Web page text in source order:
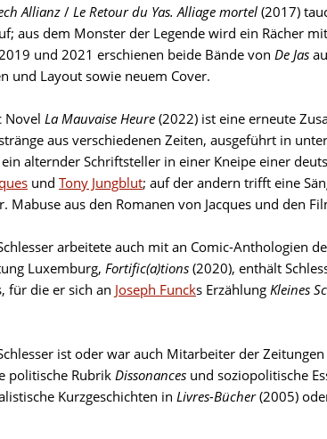
Allianz / Le Retour du Yas. Alliage mortel (2017)
aus dem Monster der Legende wird ein Rächer
und 2021 erschienen beide Bände von De Jas
und Layout sowie neuem Cover.
Novel La Mauvaise Heure (2022) ist eine erneute
aus verschiedenen Zeiten, ausgeführt in
alternder Schriftsteller in einer Kneipe einer
und Tony Jungblut; auf der andern trifft eine
Mabuse aus den Romanen von Jacques und den
arbeitete auch mit an Comic-Anthologien
Luxemburg, Fortific(a)tions (2020), enthält
für die er sich an Joseph Funcks Erzählung Kleines
ist oder war auch Mitarbeiter der Zeitungen
politische Rubrik Dissonances und soziopolitische
Kurzgeschichten in Livres-Bücher(2005)